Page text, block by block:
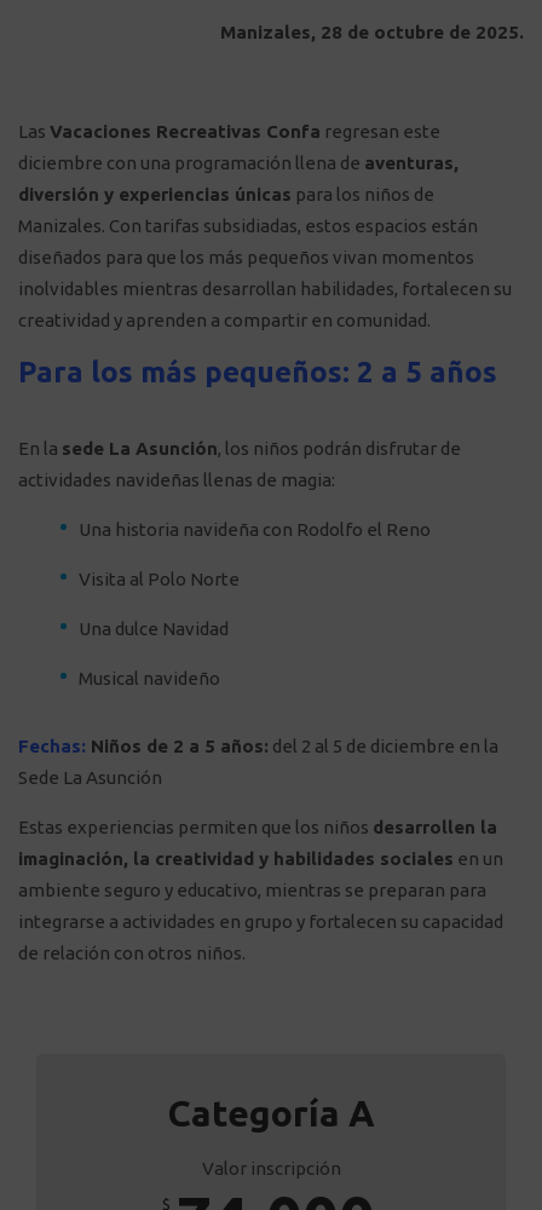
Manizales, 28 de octubre de 2025.
Las Vacaciones Recreativas Confa regresan este
diciembre con una programación llena de aventuras,
diversión y experiencias únicas para los niños de
Manizales. Con tarifas subsidiadas, estos espacios están
diseñados para que los más pequeños vivan momentos
inolvidables mientras desarrollan habilidades, fortalecen su
creatividad y aprenden a compartir en comunidad.
Para los más pequeños: 2 a 5 años
En la sede La Asunción, los niños podrán disfrutar de
actividades navideñas llenas de magia:
Una historia navideña con Rodolfo el Reno
Visita al Polo Norte
Una dulce Navidad
Musical navideño
Fechas: Niños de 2 a 5 años: del 2 al 5 de diciembre en la
Sede La Asunción
Estas experiencias permiten que los niños desarrollen la
imaginación, la creatividad y habilidades sociales en un
ambiente seguro y educativo, mientras se preparan para
integrarse a actividades en grupo y fortalecen su capacidad
de relación con otros niños.
Categoría A
Valor inscripción
$